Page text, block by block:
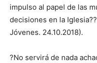
impulso al papel de las
decisiones en la
Jóvenes. 24.10.2018).
?No servirá de nada